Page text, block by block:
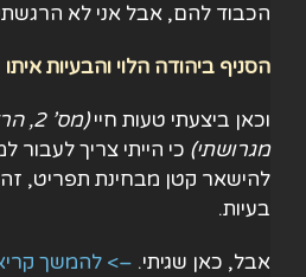
הכבוד להם, אבל אני לא
הסניף ביהודה הלוי והבעיות איתו
וכאן ביצעתי טעות חיי(
מס’
מגרושתי) כי הייתי צריך לעבור
להישאר קטן מבחינת תפריט,
בעיות.
אבל, כאן שגיתי. –> להמשך